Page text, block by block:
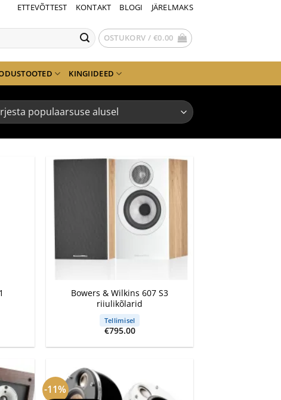
ETTEVÕTTEST KONTAKT BLOGI JÄRELMAKS
OSTUKORV / €0.00
KINGIIDEED
Bowers & Wilkins 607 S3
riiulikõlarid
Tellimisel
€795.00
-11%